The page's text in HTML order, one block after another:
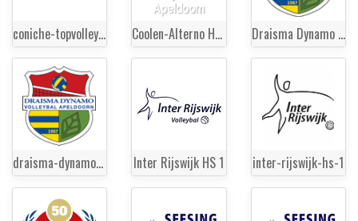
coniche-topvolleybal-zwolle-hs-1 Coolen-Alterno HS 1 Draisma Dynamo HS 1
draisma-dynamo-hs-1 Inter Rijswijk HS 1 inter-rijswijk-hs-1